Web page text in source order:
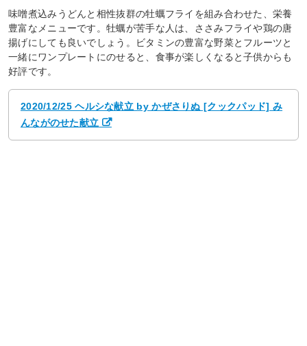
味噌煮込みうどんと相性抜群の牡蠣フライを組み合わせた、栄養
豊富なメニューです。牡蠣が苦手な人は、ささみフライや鶏の唐
揚げにしても良いでしょう。ビタミンの豊富な野菜とフルーツと
一緒にワンプレートにのせると、食事が楽しくなると子供からも
好評です。
2020/12/25 ヘルシな献立 by かぜさりぬ [クックパッド] み
んながのせた献立